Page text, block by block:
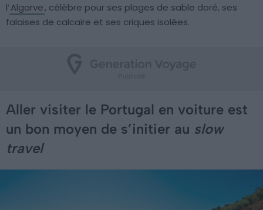
l’Algarve, célèbre pour ses plages de sable doré, ses
falaises de calcaire et ses criques isolées.
Aller visiter le Portugal en voiture est
un bon moyen de s’initier au slow
travel